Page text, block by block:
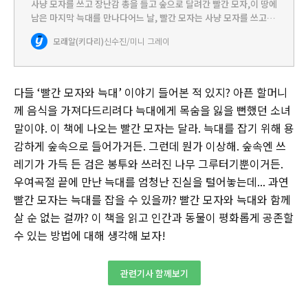
사냥 모자를 쓰고 장난감 총을 들고 숲으로 달려간 빨간 모자,이 땅에
남은 마지막 늑대를 만나다어느 날, 빨간 모자는 사냥 모자를 쓰고 장
화를 신고 장난감 총을 둘러메고 나가면서 외칩니다. “엄마, 나 늑대
잡으러 간다!” 빨간 모자는 용감하게 숲속으로 달려갑…
모래알(키다리)신수진/미니 그레이
다들 ‘빨간 모자와 늑대’ 이야기 들어본 적 있지? 아픈 할머니
께 음식을 가져다드리려다 늑대에게 목숨을 잃을 뻔했던 소녀
말이야. 이 책에 나오는 빨간 모자는 달라. 늑대를 잡기 위해 용
감하게 숲속으로 들어가거든. 그런데 뭔가 이상해. 숲속엔 쓰
레기가 가득 든 검은 봉투와 쓰러진 나무 그루터기뿐이거든.
우여곡절 끝에 만난 늑대를 엄청난 진실을 털어놓는데... 과연
빨간 모자는 늑대를 잡을 수 있을까? 빨간 모자와 늑대와 함께
살 순 없는 걸까? 이 책을 읽고 인간과 동물이 평화롭게 공존할
수 있는 방법에 대해 생각해 보자!
관련기사 함께보기